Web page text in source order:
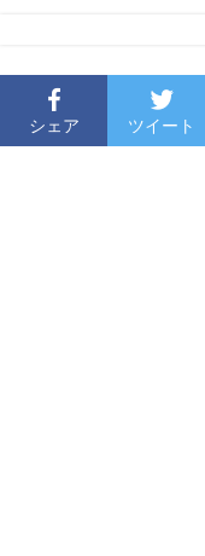
シェア ツイート